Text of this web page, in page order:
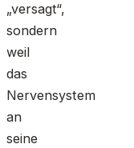
„versagt“,
sondern
weil
das
Nervensystem
an
seine